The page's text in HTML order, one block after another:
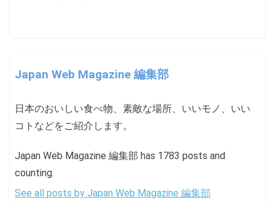
Japan Web Magazine 編集部
日本のおいしい食べ物、素敵な場所、いいモノ、いい
コトなどをご紹介します。
Japan Web Magazine 編集部 has 1783 posts and
counting.
See all posts by Japan Web Magazine 編集部